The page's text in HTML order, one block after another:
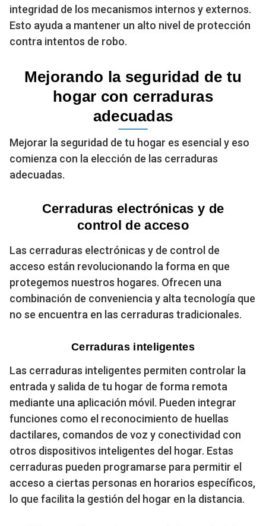
integridad de los mecanismos internos y externos.
Esto ayuda a mantener un alto nivel de protección
contra intentos de robo.
Mejorando la seguridad de tu
hogar con cerraduras
adecuadas
Mejorar la seguridad de tu hogar es esencial y eso
comienza con la elección de las cerraduras
adecuadas.
Cerraduras electrónicas y de
control de acceso
Las cerraduras electrónicas y de control de
acceso están revolucionando la forma en que
protegemos nuestros hogares. Ofrecen una
combinación de conveniencia y alta tecnología que
no se encuentra en las cerraduras tradicionales.
Cerraduras inteligentes
Las cerraduras inteligentes permiten controlar la
entrada y salida de tu hogar de forma remota
mediante una aplicación móvil. Pueden integrar
funciones como el reconocimiento de huellas
dactilares, comandos de voz y conectividad con
otros dispositivos inteligentes del hogar. Estas
cerraduras pueden programarse para permitir el
acceso a ciertas personas en horarios específicos,
lo que facilita la gestión del hogar en la distancia.